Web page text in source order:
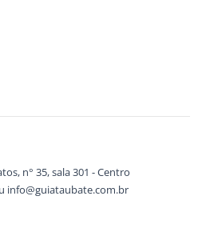
n° 35, sala 301 - Centro
info@guiataubate.com.br